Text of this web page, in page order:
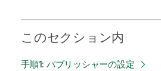
このセクション内
手順1: パブリッシャーの設定